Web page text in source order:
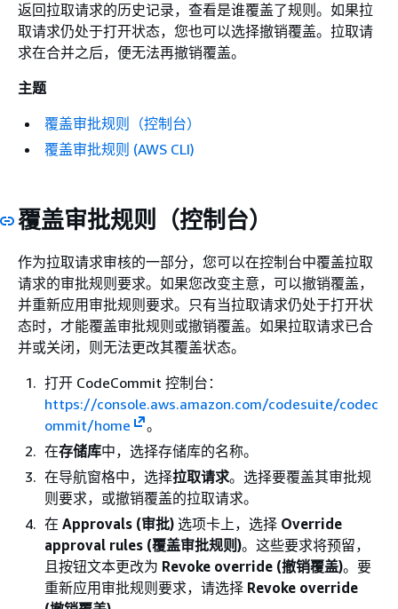
返回拉取请求的历史记录，查看是谁覆盖了规则。如果拉
取请求仍处于打开状态，您也可以选择撤销覆盖。拉取请
求在合并之后，便无法再撤销覆盖。
主题
覆盖审批规则（控制台）
覆盖审批规则 (AWS CLI)
覆盖审批规则（控制台）
作为拉取请求审核的一部分，您可以在控制台中覆盖拉取
请求的审批规则要求。如果您改变主意，可以撤销覆盖，
并重新应用审批规则要求。只有当拉取请求仍处于打开状
态时，才能覆盖审批规则或撤销覆盖。如果拉取请求已合
并或关闭，则无法更改其覆盖状态。
打开 CodeCommit 控制台：
https://console.aws.amazon.com/codesuite/codec
ommit/home
。
在存储库中，选择存储库的名称。
在导航窗格中，选择拉取请求。选择要覆盖其审批规
则要求，或撤销覆盖的拉取请求。
在 Approvals (审批) 选项卡上，选择 Override
approval rules (覆盖审批规则)。这些要求将预留，
且按钮文本更改为 Revoke override (撤销覆盖)。要
重新应用审批规则要求，请选择 Revoke override